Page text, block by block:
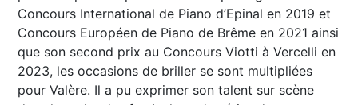
Concours International de Piano d’Epinal en 2019 et
Concours Européen de Piano de Brême en 2021 ainsi
que son second prix au Concours Viotti à Vercelli en
2023, les occasions de briller se sont multipliées
pour Valère. Il a pu exprimer son talent sur scène